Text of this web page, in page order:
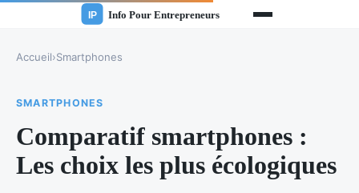
Accueil›Smartphones
SMARTPHONES
Comparatif smartphones :
Les choix les plus écologiques